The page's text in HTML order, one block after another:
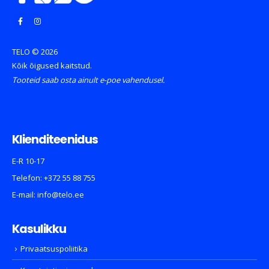
TELO © 2026
Kõik õigused kaitstud.
Tooteid saab osta ainult e-poe vahendusel.
Klienditeenidus
E-R 10-17
Telefon: +372 55 88 755
E-mail: info@telo.ee
Kasulikku
Privaatsuspoliitika